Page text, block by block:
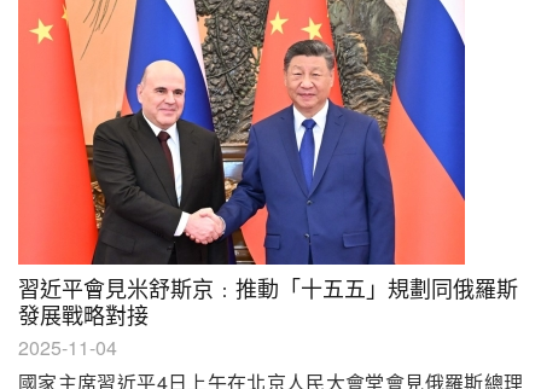
習近平會見米舒斯京﹕推動「十五五」規劃同俄羅斯
發展戰略對接
2025-11-04
國家主席習近平4日上午在北京人民大會堂會見俄羅斯總理